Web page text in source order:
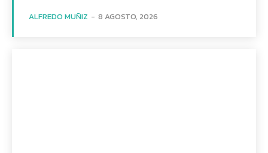
ALFREDO MUÑIZ - 8 AGOSTO, 2026